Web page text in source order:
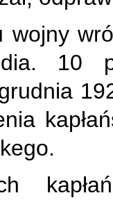
wojny
10